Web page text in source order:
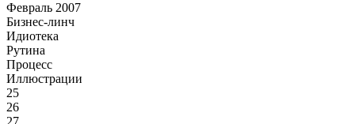
Февраль 2007
Бизнес-линч
Идиотека
Рутина
Процесс
Иллюстрации
25
26
27